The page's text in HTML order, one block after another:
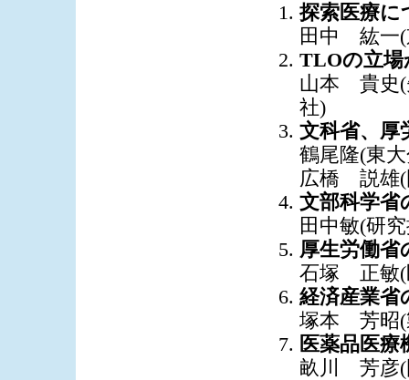
探索医療に
田中 紘一(
TLOの立場
山本 貴史(
社)
文科省、厚
鶴尾隆(東
広橋 説雄(
文部科学省
田中敏(研
厚生労働省
石塚 正敏(
経済産業省
塚本 芳昭(
医薬品医
畝川 芳彦(